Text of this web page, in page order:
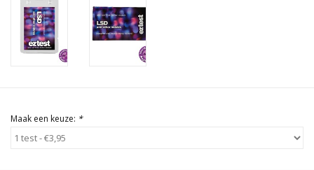
Maak een keuze: *